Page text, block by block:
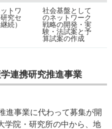
トワ
究セ
続）
社会基盤として
のネットワーク
戦略の開発・実
験・法試案と予
算試案の作成
連携研究推進事業
進事業に代わって募集が開
学院・研究所の中から、地